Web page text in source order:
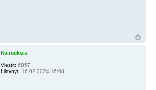
Koiruuksia
Viestit: 6857
Liittynyt: 16.02.2024 16:08